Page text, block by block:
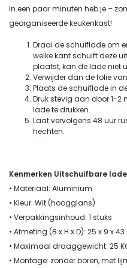
In een paar minuten heb je –
georganiseerde keukenkast!
Draai de schuiflade om
welke kant schuift deze
plaatst, kan de lade niet
Verwijder dan de folie
Plaats de schuiflade in
Druk stevig aan door 1-2
lade te drukken.
Laat vervolgens 48 uur
hechten.
Kenmerken Uitschuifbare
• Materiaal: Aluminium
• Kleur: Wit (hoogglans)
• Verpakkingsinhoud: 1 stuks
• Afmeting (B x H x D): 25 x 9 x
• Maximaal draaggewicht: 25
• Montage: zonder boren, met